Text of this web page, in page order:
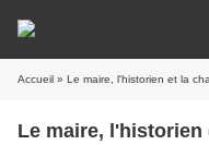
Accueil » Le maire, l'historien et la
Le maire, l'historien